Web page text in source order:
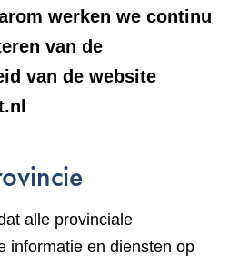
werken we continu
van de
van de website
alle provinciale
informatie en diensten op